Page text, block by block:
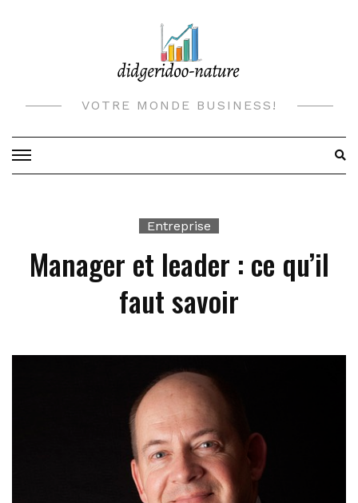
VOTRE MONDE BUSINESS!
Entreprise
Manager et leader : ce qu’il
faut savoir